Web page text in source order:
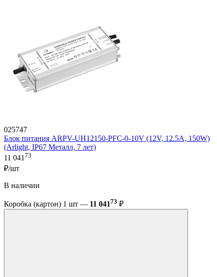
025747
Блок питания ARPV-UH12150-PFC-0-10V (12V, 12.5A, 150W)
(Arlight, IP67 Металл, 7 лет)
11 04173
₽/шт
В наличии
Коробка (картон) 1 шт — 11 04173 ₽